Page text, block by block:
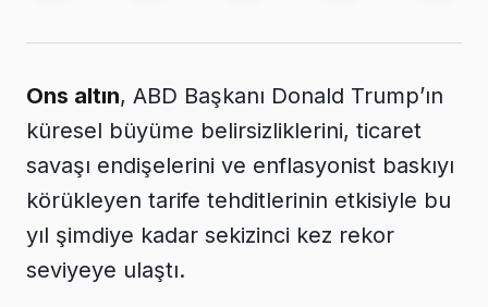
Ons altın, ABD Başkanı Donald Trump’ın
küresel büyüme belirsizliklerini, ticaret
savaşı endişelerini ve enflasyonist baskıyı
körükleyen tarife tehditlerinin etkisiyle bu
yıl şimdiye kadar sekizinci kez rekor
seviyeye ulaştı.